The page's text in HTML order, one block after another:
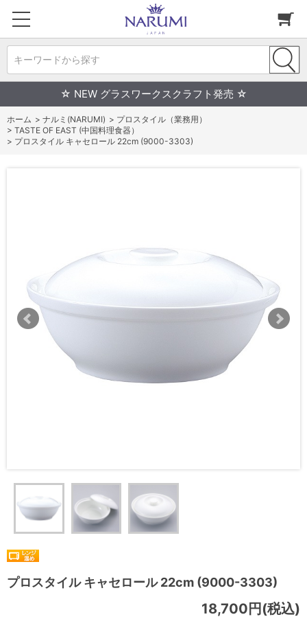
キーワードから探す
☆ NEW グラスワークスクラフト発売 ☆
ホーム > ナルミ(NARUMI) > プロスタイル（業務用）
> TASTE OF EAST (中国料理食器）
> プロスタイル キャセロール 22cm (9000-3303)
プロスタイル キャセロール 22cm (9000-3303)
18,700円(税込)